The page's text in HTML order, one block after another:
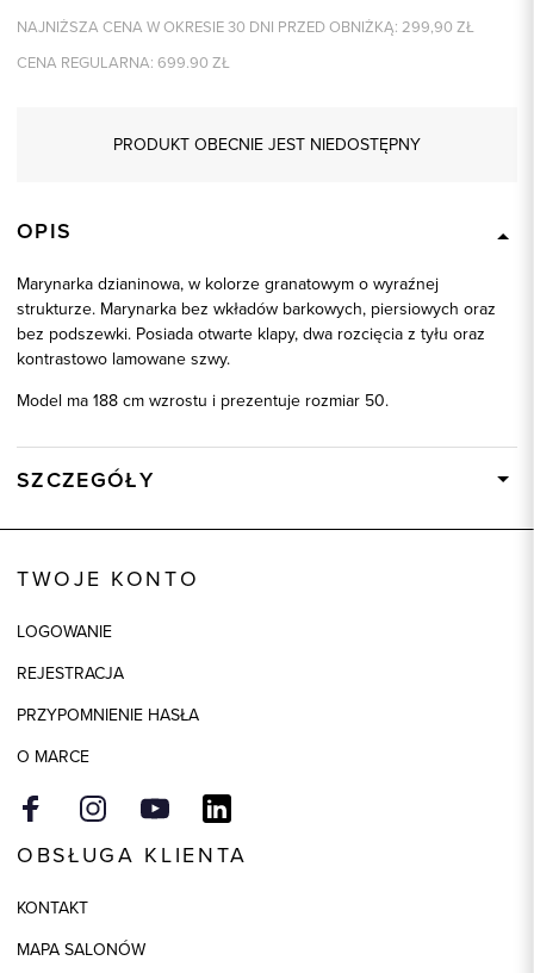
NAJNIŻSZA CENA W OKRESIE 30 DNI PRZED OBNIŻKĄ: 299,90 ZŁ
CENA REGULARNA: 699.90 ZŁ
PRODUKT OBECNIE JEST NIEDOSTĘPNY
OPIS
Marynarka dzianinowa, w kolorze granatowym o wyraźnej
strukturze. Marynarka bez wkładów barkowych, piersiowych oraz
bez podszewki. Posiada otwarte klapy, dwa rozcięcia z tyłu oraz
kontrastowo lamowane szwy.
Model ma 188 cm wzrostu i prezentuje rozmiar 50.
SZCZEGÓŁY
Składy podszewek
Kolor
TWOJE KONTO
LOGOWANIE
REJESTRACJA
PRZYPOMNIENIE HASŁA
O MARCE
OBSŁUGA KLIENTA
KONTAKT
MAPA SALONÓW